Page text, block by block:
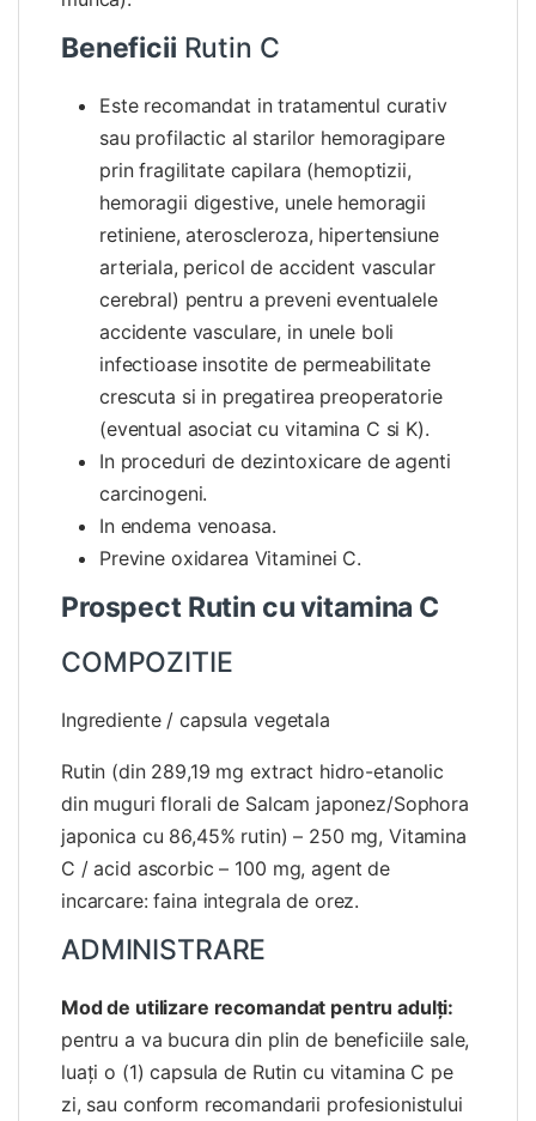
Beneficii Rutin C
Este recomandat in tratamentul curativ
sau profilactic al starilor hemoragipare
prin fragilitate capilara (hemoptizii,
hemoragii digestive, unele hemoragii
retiniene, ateroscleroza, hipertensiune
arteriala, pericol de accident vascular
cerebral) pentru a preveni eventualele
accidente vasculare, in unele boli
infectioase insotite de permeabilitate
crescuta si in pregatirea preoperatorie
(eventual asociat cu vitamina C si K).
In proceduri de dezintoxicare de agenti
carcinogeni.
In endema venoasa.
Previne oxidarea Vitaminei C.
Prospect Rutin cu vitamina C
COMPOZITIE
Ingrediente / capsula vegetala
Rutin (din 289,19 mg extract hidro-etanolic
din muguri florali de Salcam japonez/Sophora
japonica cu 86,45% rutin) – 250 mg, Vitamina
C / acid ascorbic – 100 mg, agent de
incarcare: faina integrala de orez.
ADMINISTRARE
Mod de utilizare recomandat pentru adulți:
pentru a va bucura din plin de beneficiile sale,
luaţi o (1) capsula de Rutin cu vitamina C pe
zi, sau conform recomandarii profesionistului